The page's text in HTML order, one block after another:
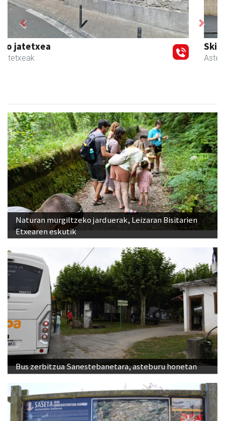
Skinter ontziratzeak
Asteasu
Previous Next
Naturan murgiltzeko jarduerak, Leizaran Bisitarien
Etxearen eskutik
Bus zerbitzua Sanestebanetara, asteburu honetan